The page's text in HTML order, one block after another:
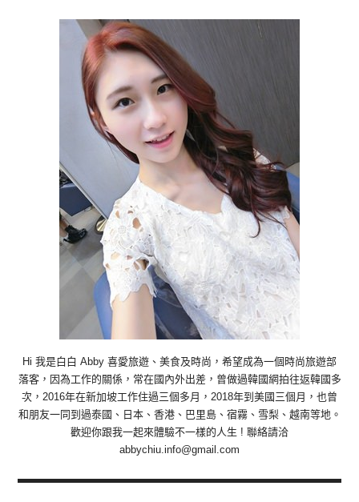
Hi 我是白白 Abby 喜愛旅遊、美食及時尚，希望成為一個時尚旅遊部
落客，因為工作的關係，常在國內外出差，曾做過韓國網拍往返韓國多
次，2016年在新加坡工作住過三個多月，2018年到美國三個月，也曾
和朋友一同到過泰國、日本、香港、巴里島、宿霧、雪梨、越南等地。
歡迎你跟我一起來體驗不一樣的人生 ! 聯絡請洽
abbychiu.info@gmail.com